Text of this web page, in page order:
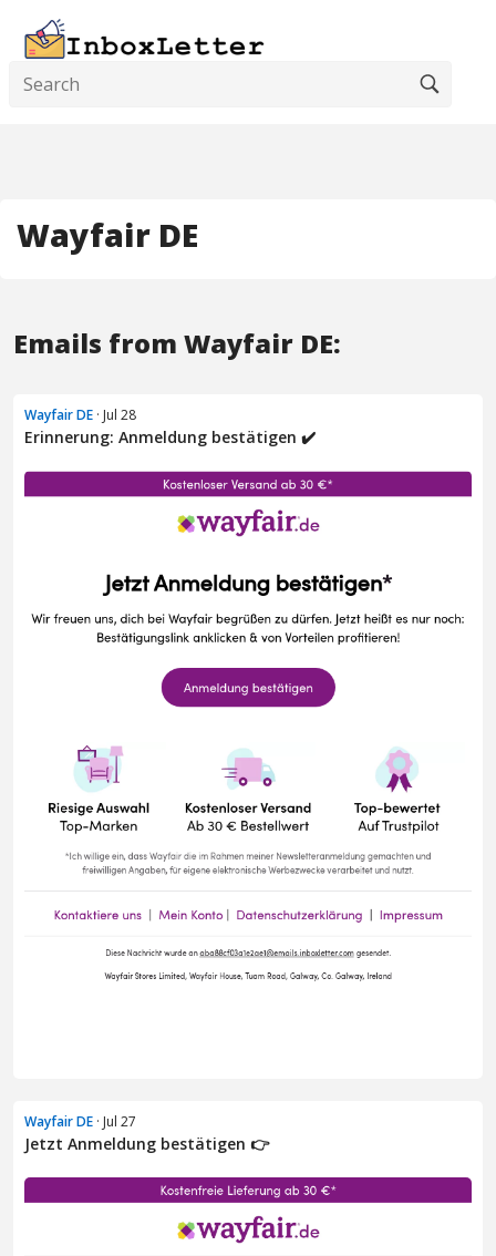
Wayfair DE
Emails from Wayfair DE:
Wayfair DE · Jul 28
Erinnerung: Anmeldung bestätigen ✔️
Wayfair DE · Jul 27
Jetzt Anmeldung bestätigen 👉